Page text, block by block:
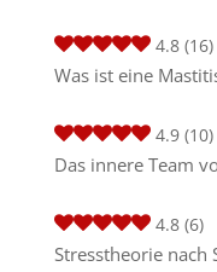
4.8 (16)
Was ist eine
4.9 (10)
Das innere Team
4.8 (6)
Stresstheorie nach